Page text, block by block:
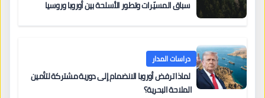
سباق المسيّرات وتطور الأسلحة بين أوروبا وروسيا
دراسات المدار
لماذا ترفض أوروبا الانضمام إلى دورية مشتركة لتأمين
الملاحة البحرية؟